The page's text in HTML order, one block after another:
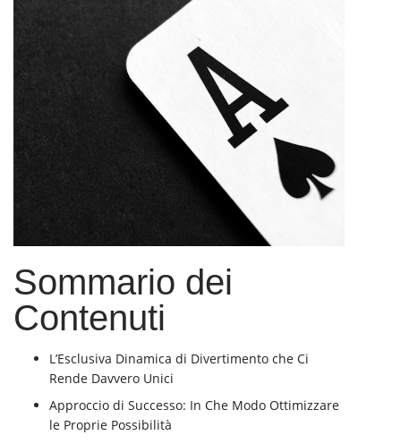
Sommario dei
Contenuti
L’Esclusiva Dinamica di Divertimento che Ci
Rende Davvero Unici
Approccio di Successo: In Che Modo Ottimizzare
le Proprie Possibilità